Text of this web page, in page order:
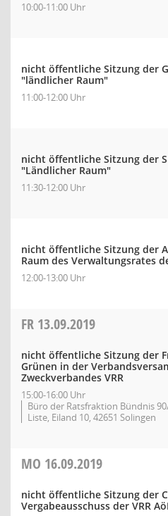
10:00-11:00 Uhr
nicht öffentliche Sitzung der
"ländlicher Raum"
11:00-12:00 Uhr
nicht öffentliche Sitzung der
"Ländlicher Raum"
11:30-12:00 Uhr
nicht öffentliche Sitzung der
Raum des Verwaltungsrates
12:00-13:00 Uhr
FR 13.09.2019
nicht öffentliche Sitzung der
Grünen in der
Zweckverbandes VRR
15:00-16:00 Uhr
Büro der Ratsfraktion Bündnis
Liste, Eiland 10, 42651 Solingen
MO 16.09.2019
nicht öffentliche Sitzung der
Vergabeausschuss der VRR